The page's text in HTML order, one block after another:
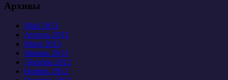
Архивы
Май 2013
Апрель 2013
Март 2013
Январь 2013
Декабрь 2012
Ноябрь 2012